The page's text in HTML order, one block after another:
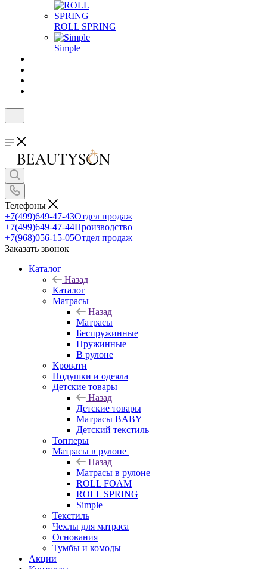
ROLL SPRING
Simple
Телефоны
+7(499)649-47-43Отдел продаж
+7(499)649-47-44Производство
+7(968)056-15-05Отдел продаж
Заказать звонок
Каталог
Назад
Каталог
Матрасы
Назад
Матрасы
Беспружинные
Пружинные
В рулоне
Кровати
Подушки и одеяла
Детские товары
Назад
Детские товары
Матрасы BABY
Детский текстиль
Топперы
Матрасы в рулоне
Назад
Матрасы в рулоне
ROLL FOAM
ROLL SPRING
Simple
Текстиль
Чехлы для матраса
Основания
Тумбы и комоды
Акции